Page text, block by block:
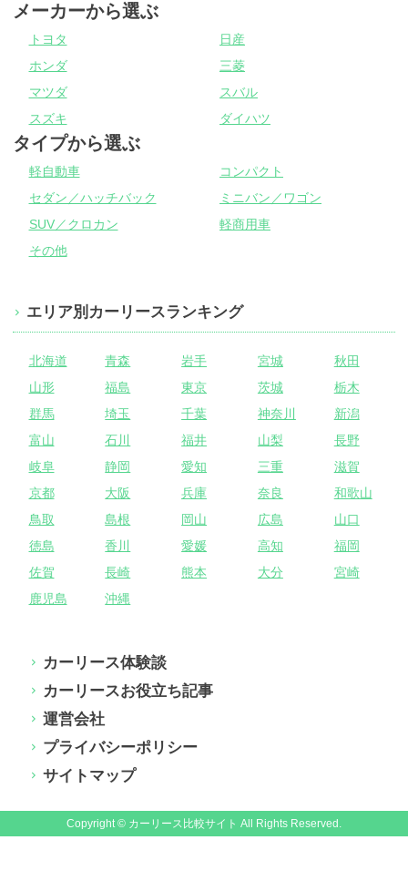
メーカーから選ぶ
トヨタ
日産
ホンダ
三菱
マツダ
スバル
スズキ
ダイハツ
タイプから選ぶ
軽自動車
コンパクト
セダン／ハッチバック
ミニバン／ワゴン
SUV／クロカン
軽商用車
その他
エリア別カーリースランキング
北海道 青森 岩手 宮城
秋田
山形
福島 東京 茨城
栃木
群馬
埼玉 千葉 神奈川
新潟
富山
石川 福井 山梨
長野
岐阜
静岡 愛知 三重
滋賀
京都
大阪 兵庫 奈良
和歌山
鳥取
島根 岡山 広島
山口
徳島
香川 愛媛 高知
福岡
佐賀
長崎 熊本 大分
宮崎
鹿児島
沖縄
カーリース体験談
カーリースお役立ち記事
運営会社
プライバシーポリシー
サイトマップ
Copyright © カーリース比較サイト All Rights Reserved.